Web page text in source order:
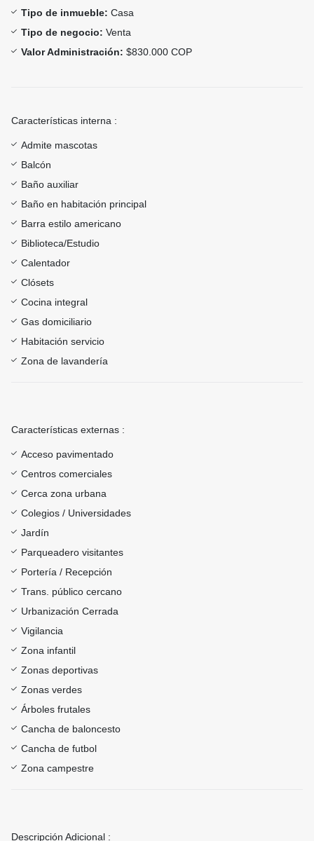
Tipo de inmueble: Casa
Tipo de negocio: Venta
Valor Administración: $830.000 COP
Características interna :
Admite mascotas
Balcón
Baño auxiliar
Baño en habitación principal
Barra estilo americano
Biblioteca/Estudio
Calentador
Clósets
Cocina integral
Gas domiciliario
Habitación servicio
Zona de lavandería
Características externas :
Acceso pavimentado
Centros comerciales
Cerca zona urbana
Colegios / Universidades
Jardín
Parqueadero visitantes
Portería / Recepción
Trans. público cercano
Urbanización Cerrada
Vigilancia
Zona infantil
Zonas deportivas
Zonas verdes
Árboles frutales
Cancha de baloncesto
Cancha de futbol
Zona campestre
Descripción Adicional :